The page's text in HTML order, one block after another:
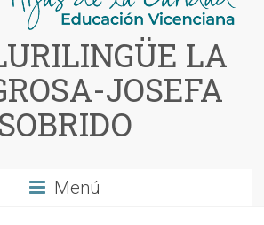
LA
JOSEFA
SOBRIDO
Menú